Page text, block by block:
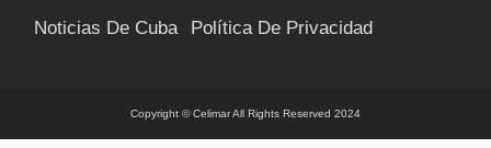
Noticias De Cuba Política De Privacidad
Copyright © Celimar All Rights Reserved 2024